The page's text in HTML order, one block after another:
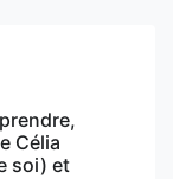
Célia
soi) et